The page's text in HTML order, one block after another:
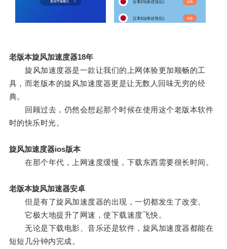
老版本旋风加速度器18年
旋风加速度器是一款让我们的上网体验更加顺畅的工
具，而老版本的旋风加速度器更是让无数人回味无穷的经
典。
回顾过去，仍然会想起那个时候在使用这个老版本软件
时的快乐时光。
旋风加速度器ios版本
在那个年代，上网速度缓慢，下载东西需要很长时间。
老版本旋风加速器安卓
但是有了旋风加速度器的出现，一切都发生了改变。
它极大地提升了网速，使下载速度飞快。
无论是下载电影、音乐还是软件，旋风加速度器都能在
短短几分钟内完成。